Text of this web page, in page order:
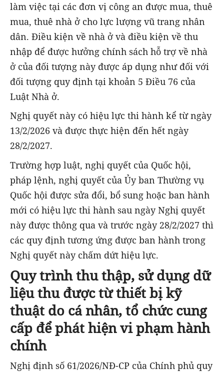
làm việc tại các đơn vị công an được mua, thuê
mua, thuê nhà ở cho lực lượng vũ trang nhân
dân. Điều kiện về nhà ở và điều kiện về thu
nhập để được hưởng chính sách hỗ trợ về nhà
ở của đối tượng này được áp dụng như đối với
đối tượng quy định tại khoản 5 Điều 76 của
Luật Nhà ở.
Nghị quyết này có hiệu lực thi hành kể từ ngày
13/2/2026 và được thực hiện đến hết ngày
28/2/2027.
Trường hợp luật, nghị quyết của Quốc hội,
pháp lệnh, nghị quyết của Ủy ban Thường vụ
Quốc hội được sửa đổi, bổ sung hoặc ban hành
mới có hiệu lực thi hành sau ngày Nghị quyết
này được thông qua và trước ngày 28/2/2027 thì
các quy định tương ứng được ban hành trong
Nghị quyết này chấm dứt hiệu lực.
Quy trình thu thập, sử dụng dữ
liệu thu được từ thiết bị kỹ
thuật do cá nhân, tổ chức cung
cấp để phát hiện vi phạm hành
chính
Nghị định số 61/2026/NĐ-CP của Chính phủ quy